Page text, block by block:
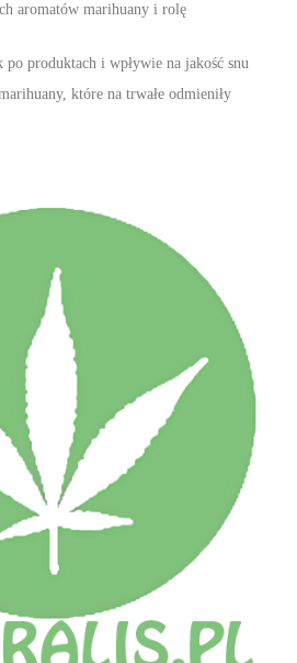
aromatów marihuany i rolę
produktach i wpływie na jakość snu
które na trwałe odmieniły